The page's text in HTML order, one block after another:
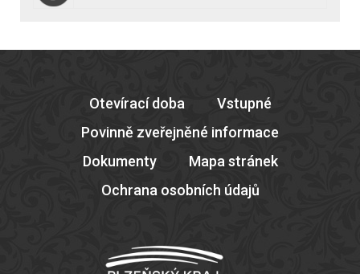
Otevírací doba
Vstupné
Povinně zveřejněné informace
Dokumenty
Mapa stránek
Ochrana osobních údajů